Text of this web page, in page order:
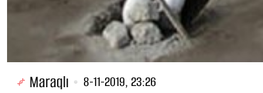
Maraqlı 8-11-2019, 23:26